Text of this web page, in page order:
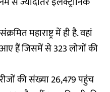
महाराष्ट्र में ही है. वहां
हैं जिसमें से 323 लोगों की
की संख्या 26,479 पहुंच